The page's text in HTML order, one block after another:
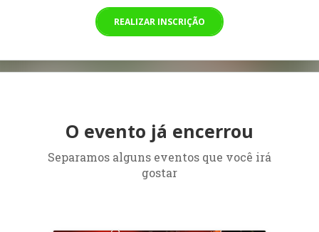
REALIZAR INSCRIÇÃO
O evento já encerrou
Separamos alguns eventos que você irá
gostar